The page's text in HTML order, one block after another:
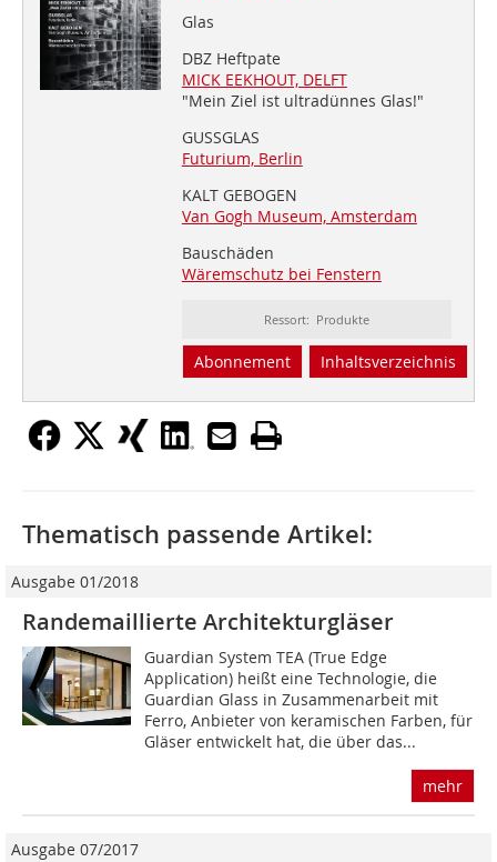
Glas
DBZ Heftpate
MICK EEKHOUT, DELFT
"Mein Ziel ist ultradünnes Glas!"
GUSSGLAS
Futurium, Berlin
KALT GEBOGEN
Van Gogh Museum, Amsterdam
Bauschäden
Wäremschutz bei Fenstern
Ressort: Produkte
Abonnement Inhaltsverzeichnis
Thematisch passende Artikel:
Ausgabe 01/2018
Randemaillierte Architekturgläser
Guardian System TEA (True Edge
Application) heißt eine Technologie, die
Guardian Glass in Zusammenarbeit mit
Ferro, Anbieter von keramischen Farben, für
Gläser entwickelt hat, die über das...
mehr
Ausgabe 07/2017